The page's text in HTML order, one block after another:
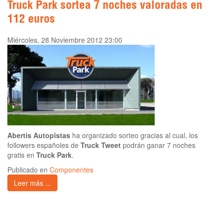
Truck Park sortea 7 noches valoradas en
112 euros
Miércoles, 28 Noviembre 2012 23:00
Abertis Autopistas ha organizado sorteo gracias al cual, los
followers españoles de Truck Tweet podrán ganar 7 noches
gratis en Truck Park.
Publicado en Componentes
Leer más ...